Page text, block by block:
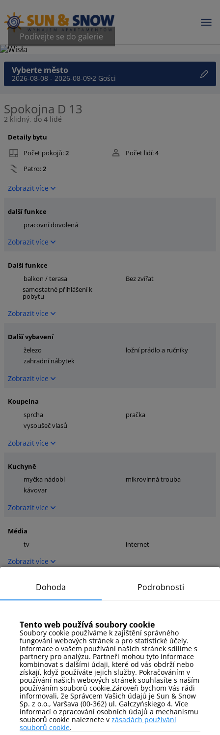
Podívejte se do galerie
Vyberte město
2026-08-08 - 2026-08-092 Gości
Spokojna D 13
2 klidný, do 4 lidé
Detaily bytu
Počet pokojů:2 Počet lidí:4
Patro:2
Zobrazit více
další funkce
pracovní dovolená
Zobrazit více
Další funkce
balkon / terasa
Bez zvířat
samostatné přihlášení k
pobytu
Zobrazit více
Další vybavení
železo
ložní prádlo a ručníky
zahradní nábytek
Zobrazit více
Koupelna
sprcha
pračka
vysoušeč vlasů
Zobrazit více
Kuchyně
myčka nádobí
mikrovlnná trouba
kávovar
Zobrazit více
Média
tv
internet
Zobrazit více
Parkování
Venkovní parkoviště
Postele
Ručníky
manželská postel
Zobrazit více
Postele - podrobnosti
dvoumístná rozkládací
pohovka manželská postel
Zobrazit více
Dohoda Podrobnosti
Tento web používá soubory cookie
Soubory cookie používáme k zajištění správného
fungování webových stránek a pro statistické účely.
Informace o vašem používání našich stránek sdílíme s
partnery pro analýzu. Partneři mohou tyto informace
kombinovat s dalšími údaji, které od vás obdrží nebo
získají, když používáte jejich služby. Pokračováním v
používání našich webových stránek souhlasíte s naším
používáním souborů cookie.Zároveň bychom Vás rádi
informovali, že Správcem Vašich údajů je Sun & Snow
Sp. z o.o., Varšava (00-362) ul. Gałczyńskiego 4. Více
informací o zpracování osobních údajů a mechanismu
souborů cookie naleznete v zásadách používání
souborů cookie.